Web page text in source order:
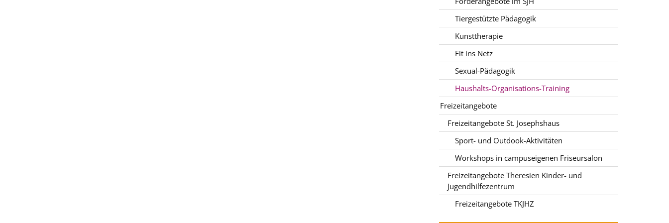
Tiergestützte Pädagogik
Kunsttherapie
Fit ins Netz
Sexual-Pädagogik
Haushalts-Organisations-Training
Freizeitangebote
Freizeitangebote St. Josephshaus
Sport- und Outdook-Aktivitäten
Workshops in campuseigenen Friseursalon
Freizeitangebote Theresien Kinder- und
Jugendhilfezentrum
Freizeitangebote TKJHZ